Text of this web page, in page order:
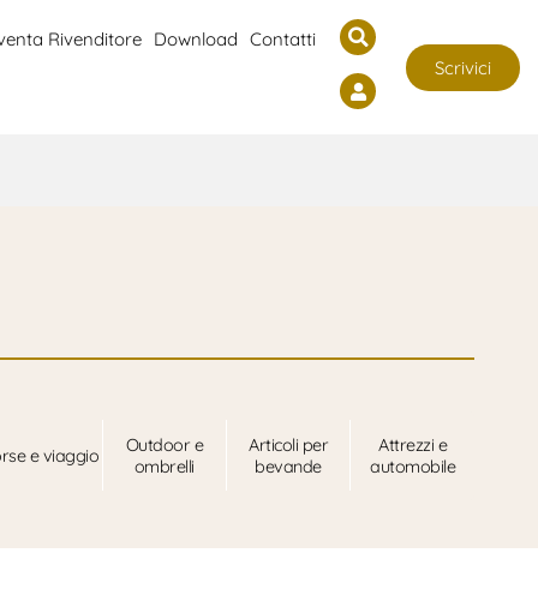
Rivenditore Download Contatti
Scrivici
e viaggio
Outdoor e
ombrelli
Articoli per
bevande
Attrezzi e
automobile